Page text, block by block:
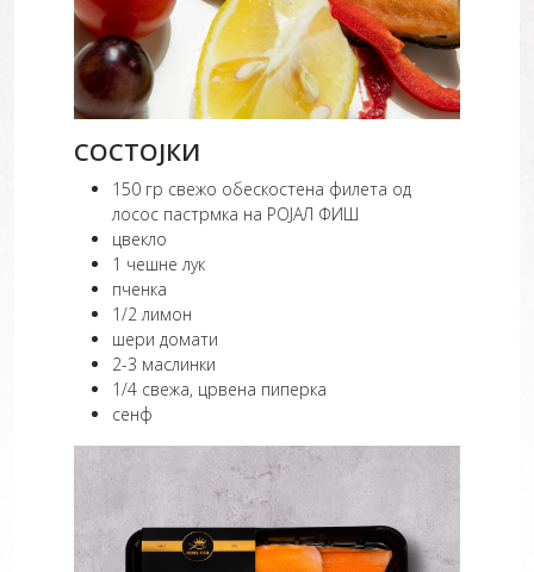
СОСТОЈКИ
150 гр свежо обескостена филета од
лосос пастрмка на РОЈАЛ ФИШ
цвекло
1 чешне лук
пченка
1/2 лимон
шери домати
2-3 маслинки
1/4 свежа, црвена пиперка
сенф